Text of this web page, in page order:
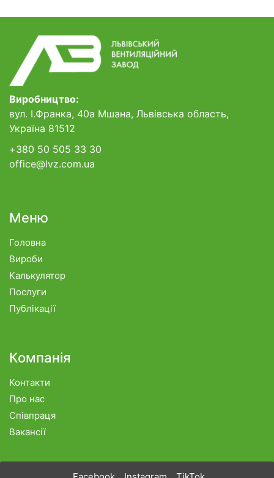
Виробництво:
вул. І.Франка, 40а Мшана, Львівська область,
Україна 81512
+380 50 505 33 30
office@lvz.com.ua
Меню
Головна
Вироби
Калькулятор
Послуги
Публікації
Компанія
Контакти
Про нас
Співпраця
Вакансії